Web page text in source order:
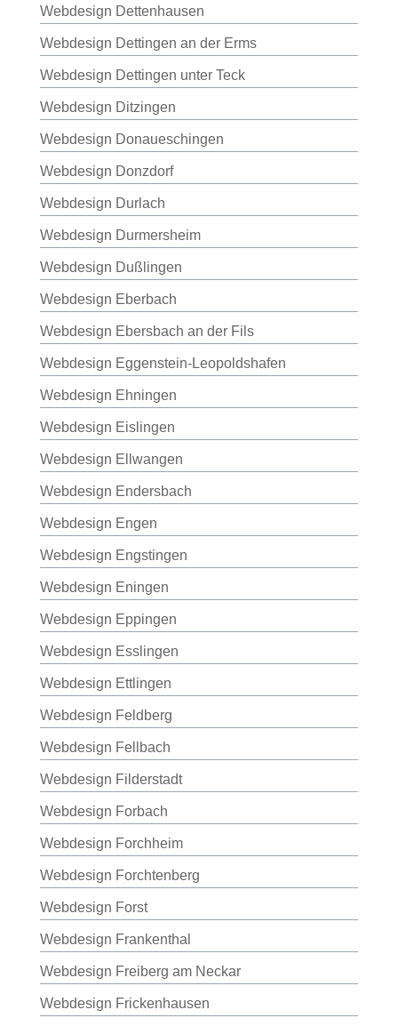
Webdesign Dettenhausen
Webdesign Dettingen an der Erms
Webdesign Dettingen unter Teck
Webdesign Ditzingen
Webdesign Donaueschingen
Webdesign Donzdorf
Webdesign Durlach
Webdesign Durmersheim
Webdesign Dußlingen
Webdesign Eberbach
Webdesign Ebersbach an der Fils
Webdesign Eggenstein-Leopoldshafen
Webdesign Ehningen
Webdesign Eislingen
Webdesign Ellwangen
Webdesign Endersbach
Webdesign Engen
Webdesign Engstingen
Webdesign Eningen
Webdesign Eppingen
Webdesign Esslingen
Webdesign Ettlingen
Webdesign Feldberg
Webdesign Fellbach
Webdesign Filderstadt
Webdesign Forbach
Webdesign Forchheim
Webdesign Forchtenberg
Webdesign Forst
Webdesign Frankenthal
Webdesign Freiberg am Neckar
Webdesign Frickenhausen